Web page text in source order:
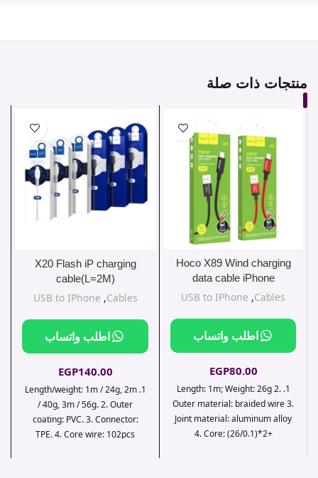
منتجات ذات صلة
Hoco X89 Wind charging
data cable iPhone
Cables
,
USB to IPhone
EGP80.00
اطلب واتساب
1. Length: 1m; Weight: 26g 2.
Outer material: braided wire 3.
Joint material: aluminum alloy
4. Core: (26/0.1)*2+
X20 Flash iP charging
cable(L=2M)
Cables
,
USB to IPhone
EGP140.00
اطلب واتساب
1. Length/weight: 1m / 24g, 2m
/ 40g, 3m / 56g. 2. Outer
coating: PVC. 3. Connector:
TPE. 4. Core wire: 102pcs